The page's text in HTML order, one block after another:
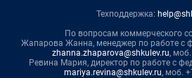
Техподдержка:
По вопросам коммерческого
Жапарова Жанна, менеджер по работе с
zhanna.zhaparova@shkulev.ru,
Ревина Мария, директор по работе с
mariya.revina@shkulev.ru, моб.